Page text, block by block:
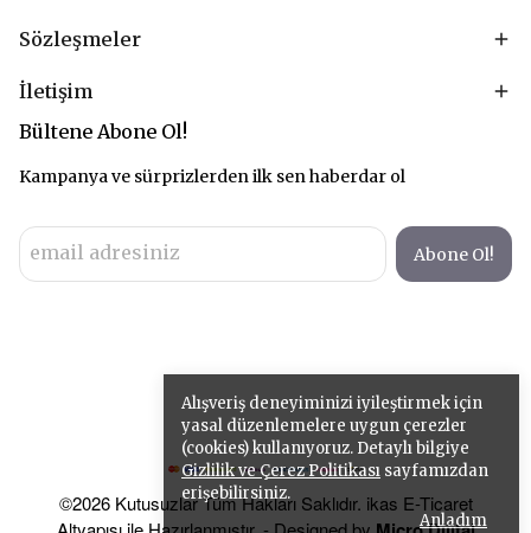
Alışveriş deneyiminizi iyileştirmek için
yasal düzenlemelere uygun çerezler
(cookies) kullanıyoruz. Detaylı bilgiye
Gizlilik ve Çerez Politikası sayfamızdan
erişebilirsiniz.
Anladım
Sözleşmeler
İletişim
Bültene Abone Ol!
Kampanya ve sürprizlerden ilk sen haberdar ol
Abone Ol!
©2026 Kutusuzlar Tüm Hakları Saklıdır. ikas E-Ticaret